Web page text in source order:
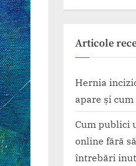
Articole
Hernia
apare și
Cum publici
online fără
întrebări